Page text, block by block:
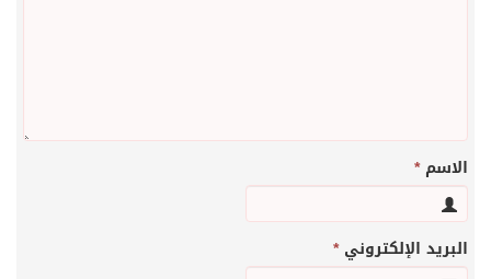
الاسم*
البريد الإلكتروني*